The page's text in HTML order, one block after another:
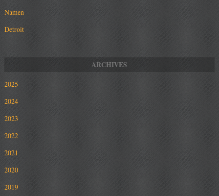
Namen
Detroit
2025
2024
2023
2022
2021
2020
2019